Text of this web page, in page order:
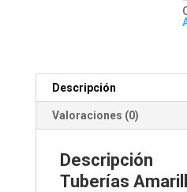
Descripción
Valoraciones (0)
Descripción
Tuberías